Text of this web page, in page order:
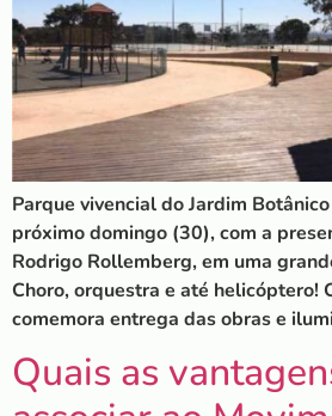
Parque vivencial do Jardim
próximo domingo (30), com a
Rodrigo Rollemberg, em uma
Choro, orquestra e até helicóptero!
comemora entrega das obras e
Quais as